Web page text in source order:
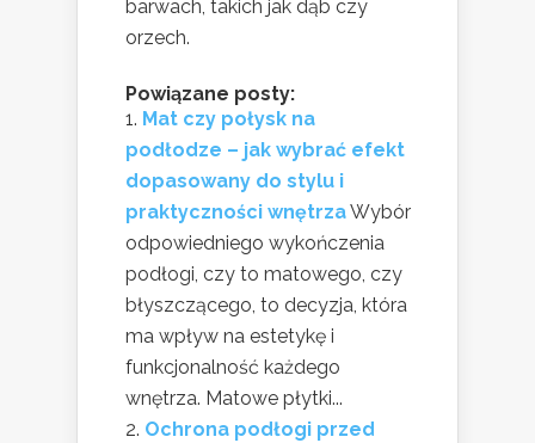
barwach, takich jak dąb czy
orzech.
Powiązane posty:
Mat czy połysk na
podłodze – jak wybrać efekt
dopasowany do stylu i
praktyczności wnętrzaWybór
odpowiedniego wykończenia
podłogi, czy to matowego, czy
błyszczącego, to decyzja, która
ma wpływ na estetykę i
funkcjonalność każdego
wnętrza. Matowe płytki...
Ochrona podłogi przed